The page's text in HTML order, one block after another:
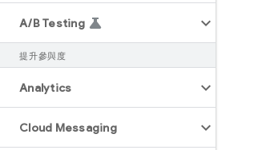
A/B Testing
提升參與度
Analytics
Cloud Messaging